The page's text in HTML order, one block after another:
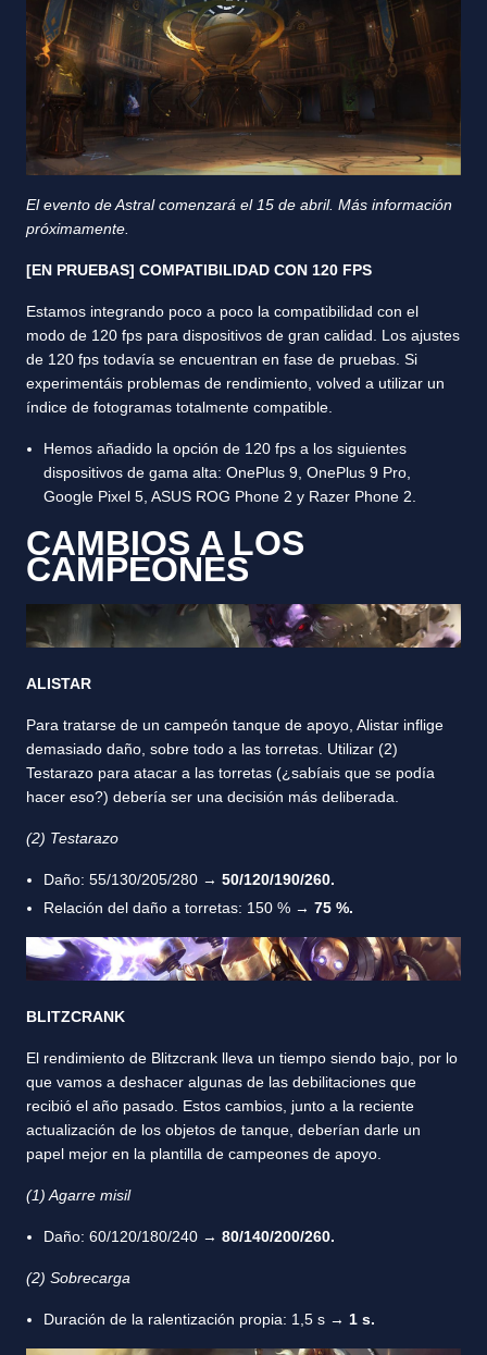
El evento de Astral comenzará el 15 de abril. Más información
próximamente.
[EN PRUEBAS] COMPATIBILIDAD CON 120 FPS
Estamos integrando poco a poco la compatibilidad con el
modo de 120 fps para dispositivos de gran calidad. Los ajustes
de 120 fps todavía se encuentran en fase de pruebas. Si
experimentáis problemas de rendimiento, volved a utilizar un
índice de fotogramas totalmente compatible.
Hemos añadido la opción de 120 fps a los siguientes
dispositivos de gama alta: OnePlus 9, OnePlus 9 Pro,
Google Pixel 5, ASUS ROG Phone 2 y Razer Phone 2.
CAMBIOS A LOS
CAMPEONES
ALISTAR
Para tratarse de un campeón tanque de apoyo, Alistar inflige
demasiado daño, sobre todo a las torretas. Utilizar (2)
Testarazo para atacar a las torretas (¿sabíais que se podía
hacer eso?) debería ser una decisión más deliberada.
(2) Testarazo
Daño: 55/130/205/280 → 50/120/190/260.
Relación del daño a torretas: 150 % → 75 %.
BLITZCRANK
El rendimiento de Blitzcrank lleva un tiempo siendo bajo, por lo
que vamos a deshacer algunas de las debilitaciones que
recibió el año pasado. Estos cambios, junto a la reciente
actualización de los objetos de tanque, deberían darle un
papel mejor en la plantilla de campeones de apoyo.
(1) Agarre misil
Daño: 60/120/180/240 → 80/140/200/260.
(2) Sobrecarga
Duración de la ralentización propia: 1,5 s → 1 s.